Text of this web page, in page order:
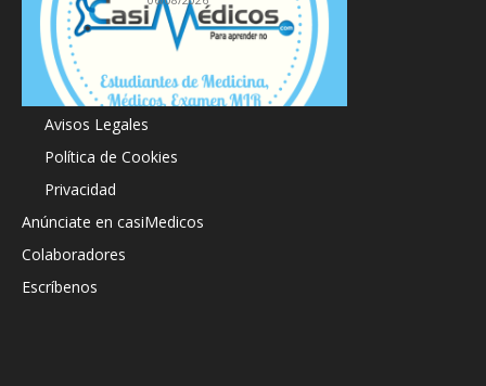
Acerca de
Avisos Legales
Política de Cookies
Privacidad
Anúnciate en casiMedicos
Colaboradores
Escríbenos